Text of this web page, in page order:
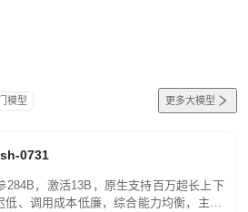
模型 更多大模型
0731
284B，激活13B，原生支持百万超长上下
低、调用成本低廉，综合能力均衡，主打